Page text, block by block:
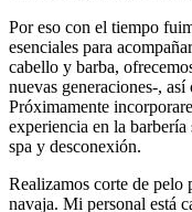
Por eso con el tiempo
esenciales para
cabello y barba,
nuevas generaciones-,
Próximamente
experiencia en la
spa y desconexión.
Realizamos corte de pelo
navaja. Mi personal está